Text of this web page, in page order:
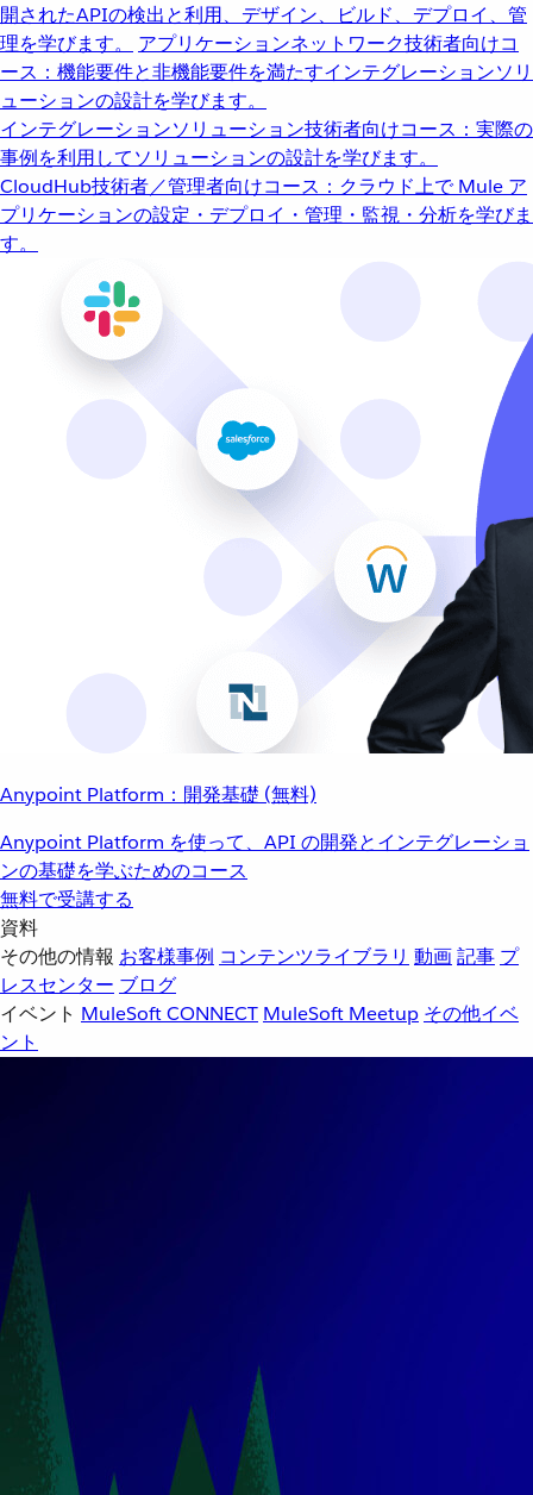
開されたAPIの検出と利用、デザイン、ビルド、デプロイ、管
理を学びます。
アプリケーションネットワーク技術者向けコ
ース：機能要件と非機能要件を満たすインテグレーションソリ
ューションの設計を学びます。
インテグレーションソリューション技術者向けコース：実際の
事例を利用してソリューションの設計を学びます。
CloudHub技術者／管理者向けコース：クラウド上で Mule ア
プリケーションの設定・デプロイ・管理・監視・分析を学びま
す。
Anypoint Platform：開発基礎 (無料)
Anypoint Platform を使って、API の開発とインテグレーショ
ンの基礎を学ぶためのコース
無料で受講する
資料
その他の情報 お客様事例 コンテンツライブラリ 動画記事 プ
レスセンター ブログ
イベント MuleSoft CONNECT MuleSoft Meetup その他イベ
ント